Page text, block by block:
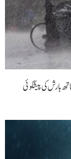
کی پیشگوئی